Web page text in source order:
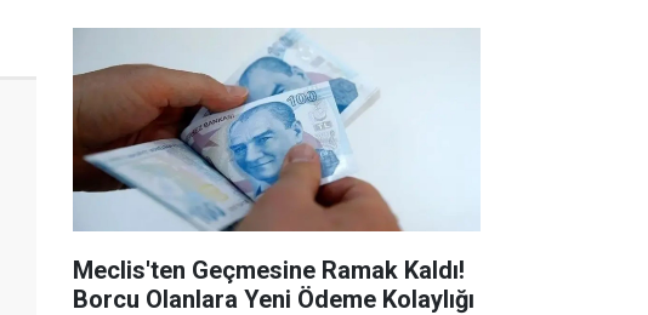
Meclis'ten Geçmesine Ramak Kaldı!
Borcu Olanlara Yeni Ödeme Kolaylığı